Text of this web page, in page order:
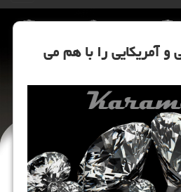
آمریكایی را با هم می